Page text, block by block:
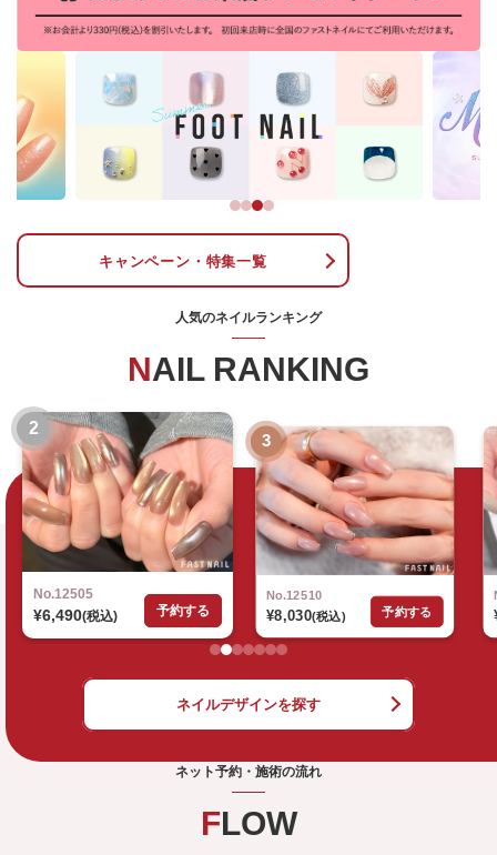
キャンペーン・特集一覧
人気のネイルランキング
NAIL RANKING
No.12510
¥8,030(税込) 予約する
No.12499
¥4,620(税込) 予約する
ネイルデザインを探す
ネット予約・施術の流れ
FLOW